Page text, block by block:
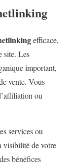
efficace,
site. Les
important,
vente. Vous
ou
services ou
visibilité de votre
bénéfices